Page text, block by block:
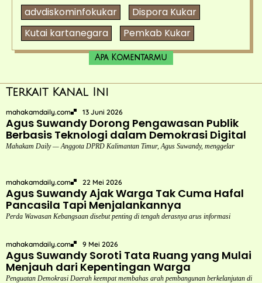
advdiskominfokukar
Dispora Kukar
Kutai kartanegara
Pemkab Kukar
Apa Komentarmu
Terkait Kanal Ini
mahakamdaily.com 13 Juni 2026
Agus Suwandy Dorong Pengawasan Publik
Berbasis Teknologi dalam Demokrasi Digital
Mahakam Daily — Anggota DPRD Kalimantan Timur, Agus Suwandy, menggelar
mahakamdaily.com 22 Mei 2026
Agus Suwandy Ajak Warga Tak Cuma Hafal
Pancasila Tapi Menjalankannya
Perda Wawasan Kebangsaan disebut penting di tengah derasnya arus informasi
mahakamdaily.com 9 Mei 2026
Agus Suwandy Soroti Tata Ruang yang Mulai
Menjauh dari Kepentingan Warga
Penguatan Demokrasi Daerah keempat membahas arah pembangunan berkelanjutan di